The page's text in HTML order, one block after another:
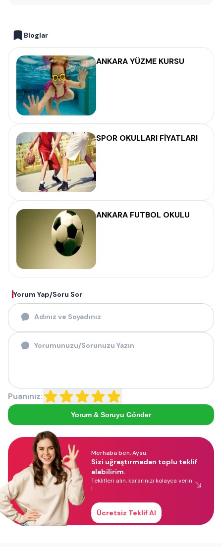
Bloglar
ANKARA YÜZME KURSU
SPOR OKULLARI FİYATLARI
ANKARA FUTBOL OKULU
Yorum Yap/Soru Sor
Puanınız:
Yorum & Soruyu Gönder
Merhaba ben, Aysu.
Sizi uğraştırmadan toplu teklif
alabilirim.
Teklifleri alın, kararınızı kolayca verin
!
Ücretsiz Teklif Al